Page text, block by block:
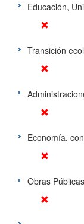
Educación,
Transición
Economía,
Obras